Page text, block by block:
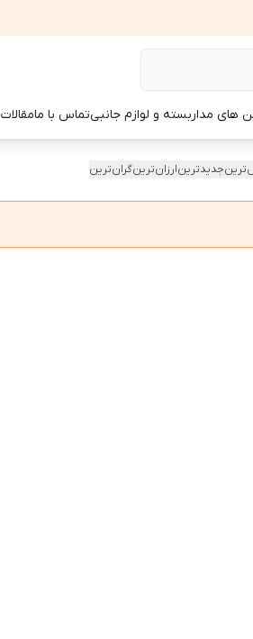
های مداربسته و لوازم جانبیتماس با مامقالات
جدیدترینارزان‌ترینگران‌ترین